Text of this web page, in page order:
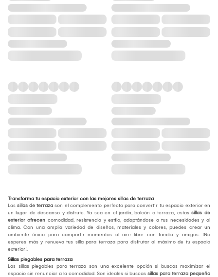
Transforma tu espacio exterior con las mejores sillas de terraza
Las sillas de terraza son el complemento perfecto para convertir tu espacio exterior en
un lugar de descanso y disfrute. Ya sea en el jardín, balcón o terraza, estas sillas de
exterior ofrecen comodidad, resistencia y estilo, adaptándose a tus necesidades y al
clima. Con una amplia variedad de diseños, materiales y colores, puedes crear un
ambiente único para compartir momentos al aire libre con familia y amigos. ¡No
esperes más y renueva tus silla para terraza para disfrutar al máximo de tu espacio
exterior!.
Sillas plegables para terraza
Las sillas plegables para terraza son una excelente opción si buscas maximizar el
espacio sin renunciar a la comodidad. Son ideales si buscas sillas para terraza pequeña